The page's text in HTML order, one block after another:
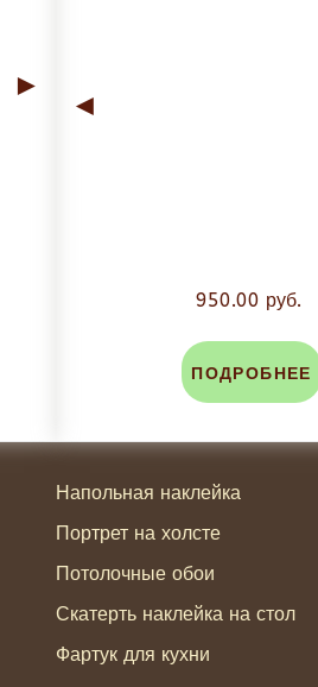
►
◄
950.00 руб.
ПОДРОБНЕЕ
Напольная наклейка
Портрет на холсте
Потолочные обои
Скатерть наклейка на стол
Фартук для кухни